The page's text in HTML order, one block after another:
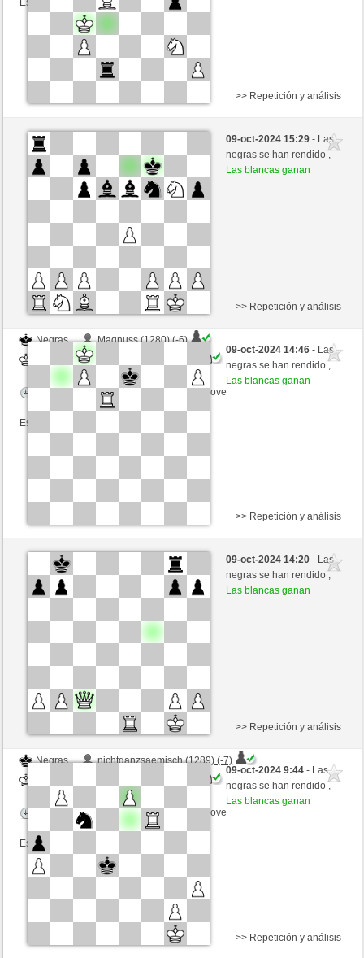
Esta partida es por puntos
Negras
Kostel (1128) (-3)
Blancas
Tiempo: 20 minutes/side + 8 seconds/move
>> Repetición y análisis
09-oct-2024 15:29- Las
negras se han rendido ,
Las blancas ganan
Negras
Magnuss (1280) (-6)
Tiempo: 20 minutes/side + 8 seconds/move
Esta partida es por puntos
>> Repetición y análisis
09-oct-2024 14:46- Las
negras se han rendido ,
Las blancas ganan
Negras
B3r3mir01 (1308) (-7)
Blancas
westhorse (1527) (+7)
>> Repetición y análisis
09-oct-2024 14:20- Las
negras se han rendido ,
Las blancas ganan
Negras
nichtganzsaemisch (1289) (-7)
Tiempo: 20 minutes/side + 8 seconds/move
Esta partida es por puntos
>> Repetición y análisis
09-oct-2024 9:44- Las
negras se han rendido ,
Las blancas ganan
>> Repetición y análisis